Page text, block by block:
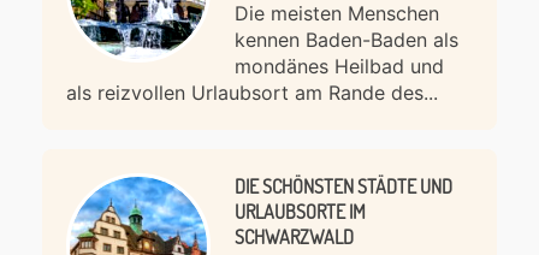
Die meisten Menschen
kennen Baden-Baden als
mondänes Heilbad und
als reizvollen Urlaubsort am Rande des...
DIE SCHÖNSTEN STÄDTE UND
URLAUBSORTE IM
SCHWARZWALD